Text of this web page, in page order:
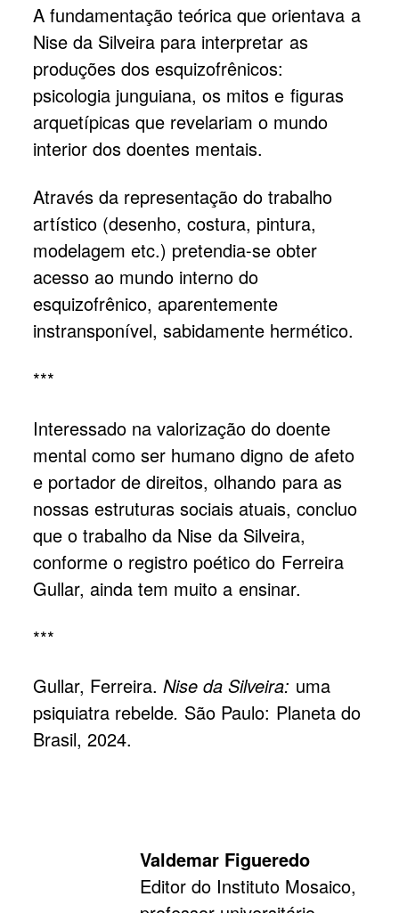
A fundamentação teórica que orientava a
Nise da Silveira para interpretar as
produções dos esquizofrênicos:
psicologia junguiana, os mitos e figuras
arquetípicas que revelariam o mundo
interior dos doentes mentais.
Através da representação do trabalho
artístico (desenho, costura, pintura,
modelagem etc.) pretendia-se obter
acesso ao mundo interno do
esquizofrênico, aparentemente
instransponível, sabidamente hermético.
***
Interessado na valorização do doente
mental como ser humano digno de afeto
e portador de direitos, olhando para as
nossas estruturas sociais atuais, concluo
que o trabalho da Nise da Silveira,
conforme o registro poético do Ferreira
Gullar, ainda tem muito a ensinar.
***
Gullar, Ferreira.Nise da Silveira: uma
psiquiatra rebelde. São Paulo: Planeta do
Brasil, 2024.
Valdemar Figueredo
Editor do Instituto Mosaico,